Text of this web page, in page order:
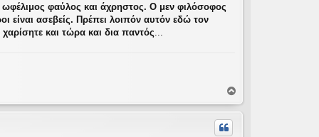
ωφέλιμος φαύλος και άχρηστος. Ο μεν φιλόσοφος
είναι ασεβείς. Πρέπει λοιπόν αυτόν εδώ τον
και τώρα και δια παντός
ο
ρ